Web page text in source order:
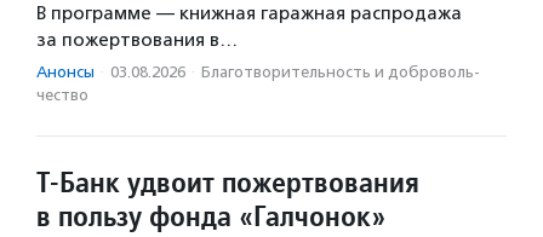
В программе — книжная гаражная распродажа
за пожертвования в…
Анонсы · 03.08.2026 · Благотвори­тель­ность и доброволь­
чест­во
Т-Банк удвоит пожертвования
в пользу фонда «Галчонок»